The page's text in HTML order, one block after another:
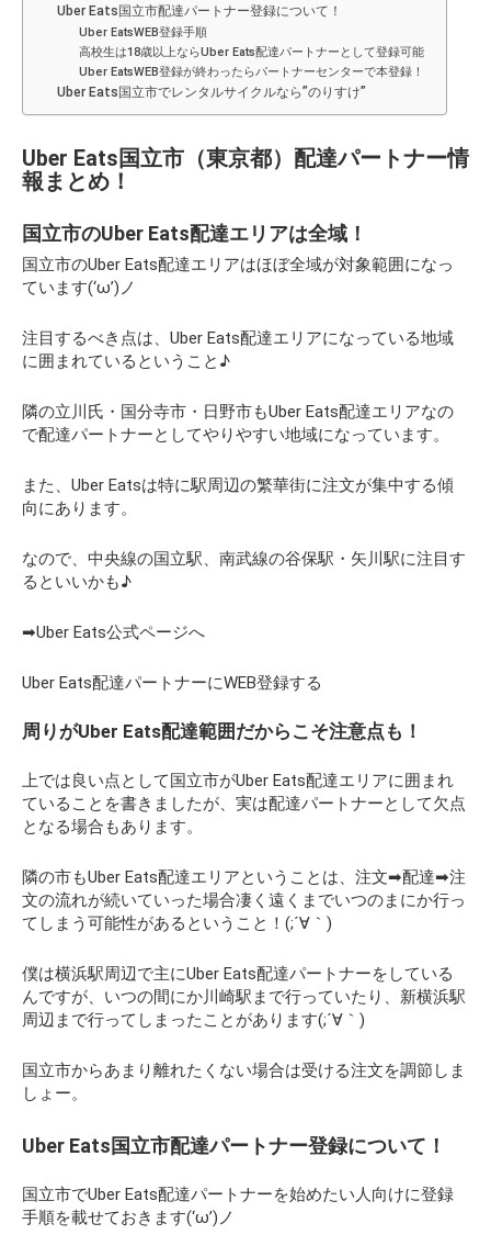
Uber Eats国立市配達パートナー登録について！
Uber EatsWEB登録手順
高校生は18歳以上ならUber Eats配達パートナーとして登録可能
Uber EatsWEB登録が終わったらパートナーセンターで本登録！
Uber Eats国立市でレンタルサイクルなら”のりすけ”
Uber Eats国立市（東京都）配達パートナー情
報まとめ！
国立市のUber Eats配達エリアは全域！
国立市のUber Eats配達エリアはほぼ全域が対象範囲になっ
ています(‘ω’)ノ
注目するべき点は、Uber Eats配達エリアになっている地域
に囲まれているということ♪
隣の立川氏・国分寺市・日野市もUber Eats配達エリアなの
で配達パートナーとしてやりやすい地域になっています。
また、Uber Eatsは特に駅周辺の繁華街に注文が集中する傾
向にあります。
なので、中央線の国立駅、南武線の谷保駅・矢川駅に注目す
るといいかも♪
➡Uber Eats公式ページへ
Uber Eats配達パートナーにWEB登録する
周りがUber Eats配達範囲だからこそ注意点も！
上では良い点として国立市がUber Eats配達エリアに囲まれ
ていることを書きましたが、実は配達パートナーとして欠点
となる場合もあります。
隣の市もUber Eats配達エリアということは、注文➡配達➡注
文の流れが続いていった場合凄く遠くまでいつのまにか行っ
てしまう可能性があるということ！(;´∀｀)
僕は横浜駅周辺で主にUber Eats配達パートナーをしている
んですが、いつの間にか川崎駅まで行っていたり、新横浜駅
周辺まで行ってしまったことがあります(;´∀｀)
国立市からあまり離れたくない場合は受ける注文を調節しま
しょー。
Uber Eats国立市配達パートナー登録について！
国立市でUber Eats配達パートナーを始めたい人向けに登録
手順を載せておきます(‘ω’)ノ